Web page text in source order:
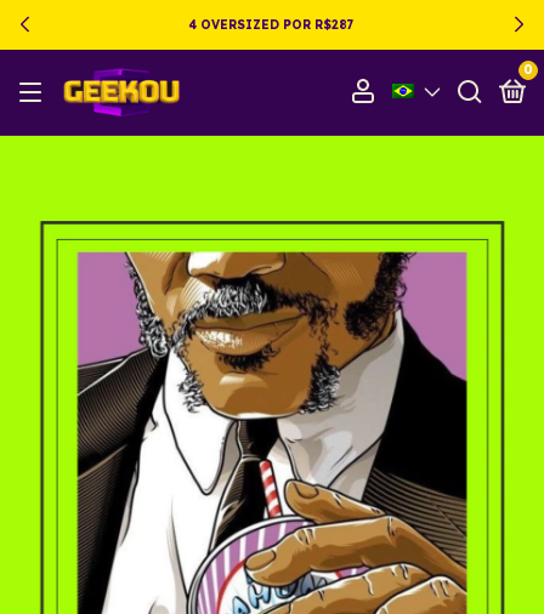
4 OVERSIZED POR R$287
0